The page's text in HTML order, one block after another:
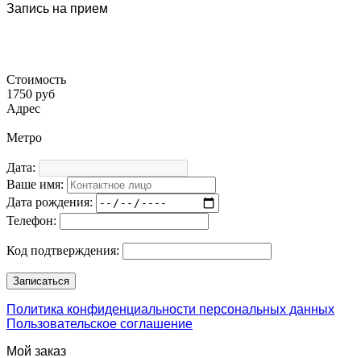
Запись на прием
Стоимость
1750 руб
Адрес
Метро
Дата:
Ваше имя:
Дата рождения:
Телефон:
Код подтверждения:
Политика конфиденциальности персональных данных
Пользовательское соглашение
Мой заказ